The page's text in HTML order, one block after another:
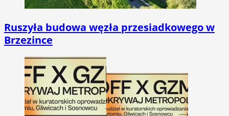
Ruszyła budowa węzła przesiadkowego w
Brzezince